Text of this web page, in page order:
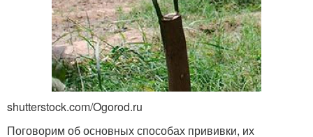
shutterstock.com/Ogorod.ru
Поговорим об основных способах прививки, их